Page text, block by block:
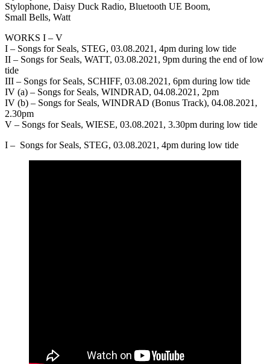
Stylophone, Daisy Duck Radio, Bluetooth UE Boom,
Small Bells, Watt
WORKS I – V
I – Songs for Seals, STEG, 03.08.2021, 4pm during low tide
II – Songs for Seals, WATT, 03.08.2021, 9pm during the end of low
tide
III – Songs for Seals, SCHIFF, 03.08.2021, 6pm during low tide
IV (a) – Songs for Seals, WINDRAD, 04.08.2021, 2pm
IV (b) – Songs for Seals, WINDRAD (Bonus Track), 04.08.2021,
2.30pm
V – Songs for Seals, WIESE, 03.08.2021, 3.30pm during low tide
I – Songs for Seals, STEG, 03.08.2021, 4pm during low tide